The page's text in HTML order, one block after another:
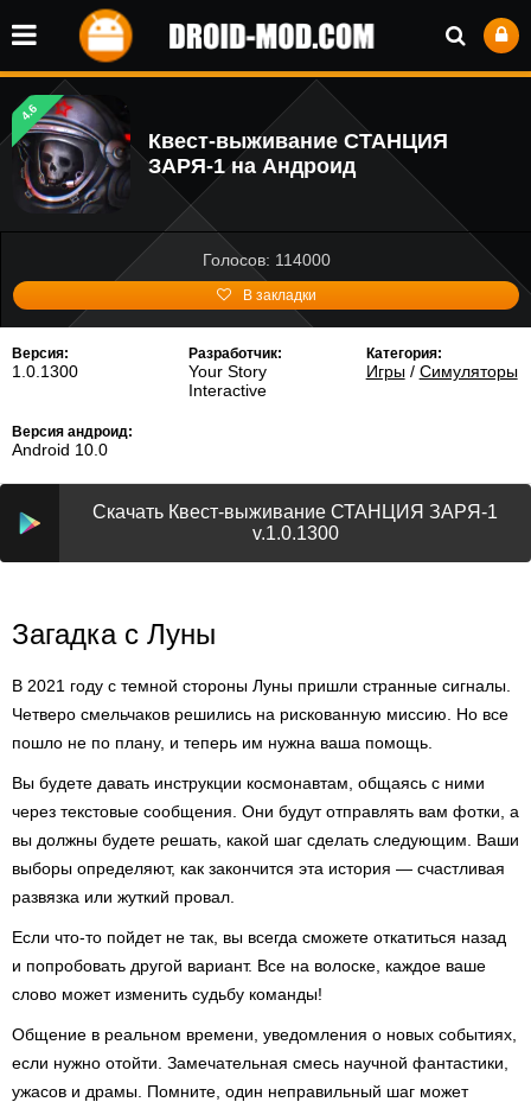
4.6
Квест-выживание СТАНЦИЯ
ЗАРЯ-1 на Андроид
Голосов: 114000
В закладки
Версия:
1.0.1300
Разработчик:
Your Story
Interactive
Категория:
Игры/ Симуляторы
Версия андроид:
Android 10.0
Скачать Квест-выживание СТАНЦИЯ ЗАРЯ-1
v.1.0.1300
Загадка с Луны
В 2021 году с темной стороны Луны пришли странные сигналы.
Четверо смельчаков решились на рискованную миссию. Но все
пошло не по плану, и теперь им нужна ваша помощь.
Вы будете давать инструкции космонавтам, общаясь с ними
через текстовые сообщения. Они будут отправлять вам фотки, а
вы должны будете решать, какой шаг сделать следующим. Ваши
выборы определяют, как закончится эта история — счастливая
развязка или жуткий провал.
Если что-то пойдет не так, вы всегда сможете откатиться назад
и попробовать другой вариант. Все на волоске, каждое ваше
слово может изменить судьбу команды!
Общение в реальном времени, уведомления о новых событиях,
если нужно отойти. Замечательная смесь научной фантастики,
ужасов и драмы. Помните, один неправильный шаг может